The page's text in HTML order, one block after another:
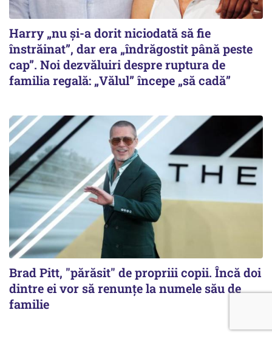
Harry „nu și-a dorit niciodată să fie
înstrăinat”, dar era „îndrăgostit până peste
cap”. Noi dezvăluiri despre ruptura de
familia regală: „Vălul” începe „să cadă”
Brad Pitt, "părăsit" de propriii copii. Încă doi
dintre ei vor să renunțe la numele său de
familie